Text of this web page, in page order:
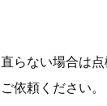
直らない場合は
ご依頼ください。